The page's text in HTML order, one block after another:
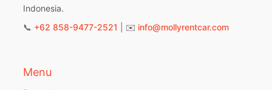
Indonesia.
📞 +62 858-9477-2521 | ✉️ info@mollyrentcar.com
Menu